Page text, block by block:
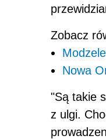
Zobacz
Nowa
"Są takie
z ulgi.